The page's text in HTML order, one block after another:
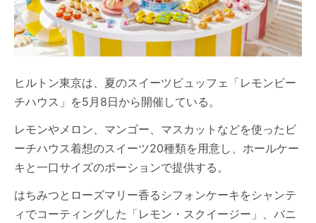
ヒルトン東京は、夏のスイーツビュッフェ「レモンビー
チハウス」を5月8日から開催している。
レモンやメロン、マンゴー、マスカットなどを使ったビ
ーチハウス着想のスイーツ20種類を用意し、ホールケー
キと一口サイズのポーションで提供する。
はちみつとローズマリー香るシフォンケーキをシャンテ
ィでコーティングした「レモン・スクイージー」、バニ